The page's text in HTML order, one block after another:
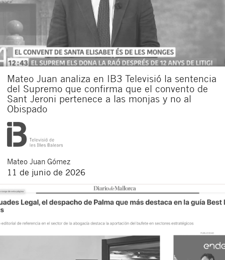
Mateo Juan analiza en IB3 Televisió la sentencia
del Supremo que confirma que el convento de
Sant Jeroni pertenece a las monjas y no al
Obispado
Mateo Juan Gómez
11 de junio de 2026